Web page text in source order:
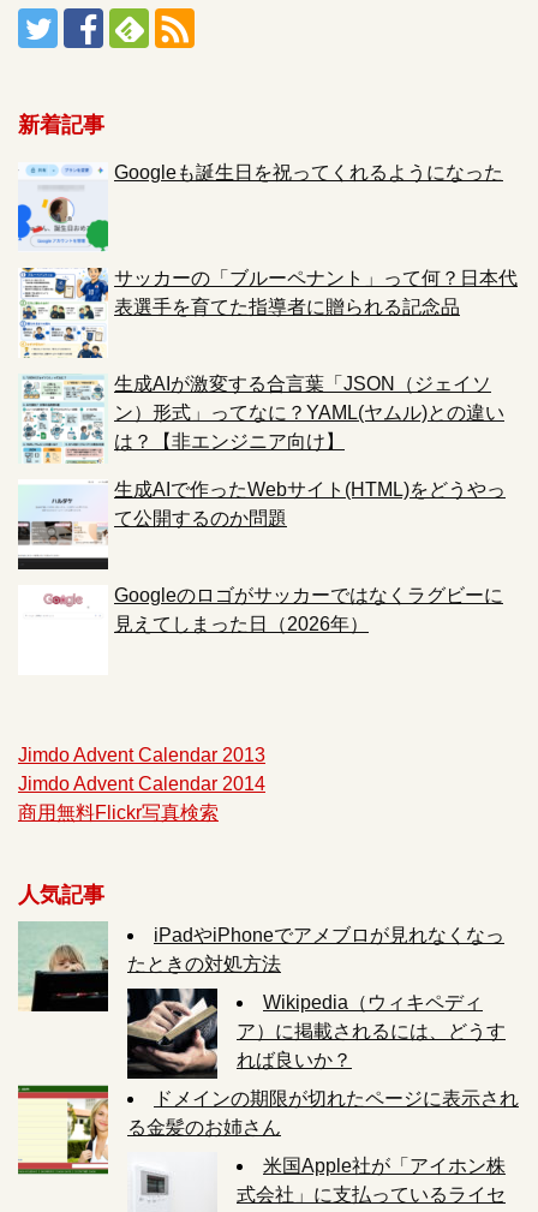
新着記事
Googleも誕生日を祝ってくれるようになった
サッカーの「ブルーペナント」って何？日本代
表選手を育てた指導者に贈られる記念品
生成AIが激変する合言葉「JSON（ジェイソ
ン）形式」ってなに？YAML(ヤムル)との違い
は？【非エンジニア向け】
生成AIで作ったWebサイト(HTML)をどうやっ
て公開するのか問題
Googleのロゴがサッカーではなくラグビーに
見えてしまった日（2026年）
Jimdo Advent Calendar 2013
Jimdo Advent Calendar 2014
商用無料Flickr写真検索
人気記事
iPadやiPhoneでアメブロが見れなくなっ
たときの対処方法
Wikipedia（ウィキペディ
ア）に掲載されるには、どうす
れば良いか？
ドメインの期限が切れたページに表示され
る金髪のお姉さん
米国Apple社が「アイホン株
式会社」に支払っているライセ